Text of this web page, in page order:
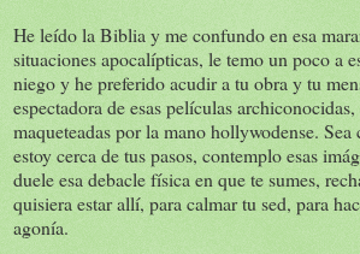
He leído la Biblia y me confundo en esa
situaciones apocalípticas, le temo un poco a
niego y he preferido acudir a tu obra y tu
espectadora de esas películas
maqueteadas por la mano hollywodense. Sea
estoy cerca de tus pasos, contemplo esas
duele esa debacle física en que te sumes,
quisiera estar allí, para calmar tu sed, para
agonía.